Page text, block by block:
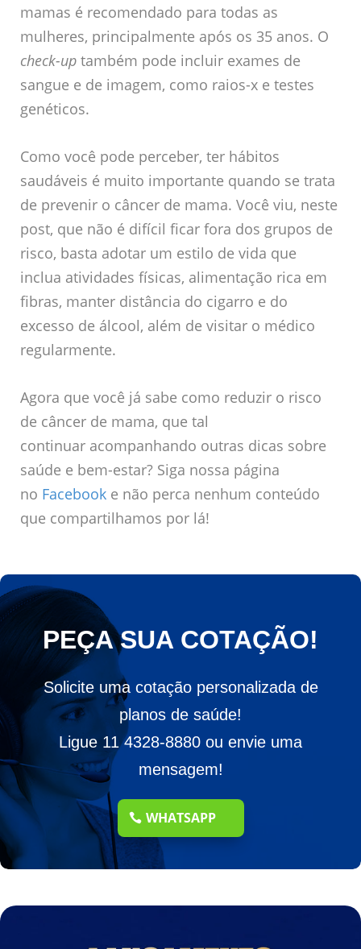
mamas é recomendado para todas as
mulheres, principalmente após os 35 anos. O
check-up também pode incluir exames de
sangue e de imagem, como raios-x e testes
genéticos.
Como você pode perceber, ter hábitos
saudáveis é muito importante quando se trata
de prevenir o câncer de mama. Você viu, neste
post, que não é difícil ficar fora dos grupos de
risco, basta adotar um estilo de vida que
inclua atividades físicas, alimentação rica em
fibras, manter distância do cigarro e do
excesso de álcool, além de visitar o médico
regularmente.
Agora que você já sabe como reduzir o risco
de câncer de mama, que tal
continuar acompanhando outras dicas sobre
saúde e bem-estar? Siga nossa página
no Facebook e não perca nenhum conteúdo
que compartilhamos por lá!
PEÇA SUA COTAÇÃO!
Solicite uma cotação personalizada de
planos de saúde!
Ligue 11 4328-8880 ou envie uma
mensagem!
WHATSAPP